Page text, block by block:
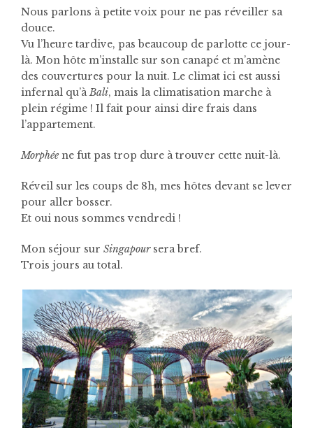
Nous parlons à petite voix pour ne pas réveiller sa
douce.
Vu l’heure tardive, pas beaucoup de parlotte ce jour-
là. Mon hôte m’installe sur son canapé et m’amène
des couvertures pour la nuit. Le climat ici est aussi
infernal qu’àBali, mais la climatisation marche à
plein régime ! Il fait pour ainsi dire frais dans
l’appartement.
Morphéene fut pas trop dure à trouver cette nuit-là.
Réveil sur les coups de 8h, mes hôtes devant se lever
pour aller bosser.
Et oui nous sommes vendredi !
Mon séjour sur Singapoursera bref.
Trois jours au total.